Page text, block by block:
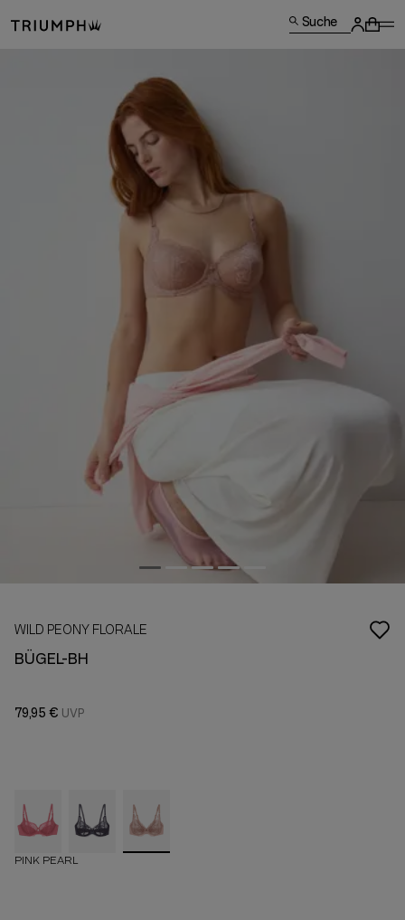
Suche
WILD PEONY FLORALE
BÜGEL-BH
79,95 €
PINK PEARL